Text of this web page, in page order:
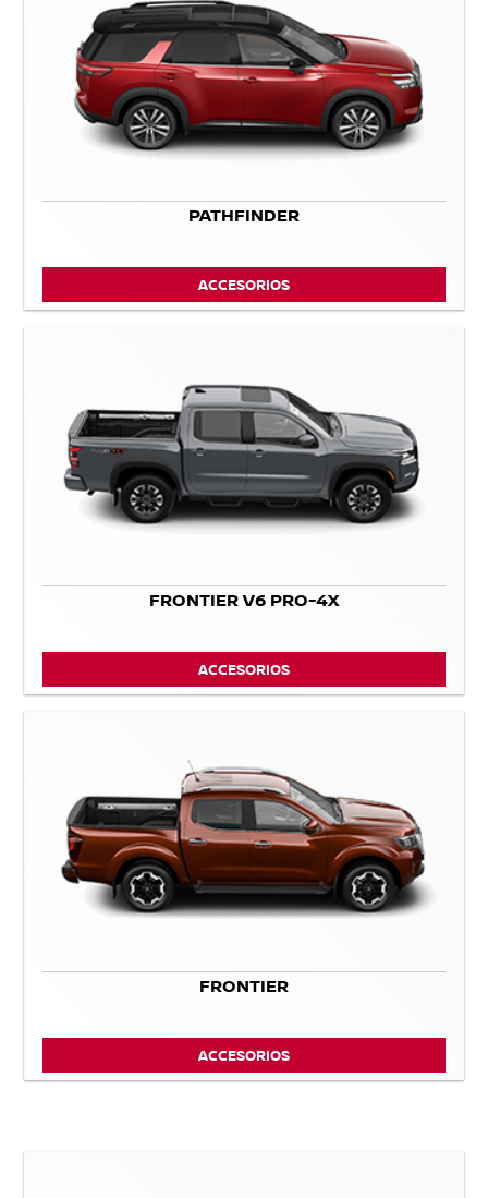
PATHFINDER
ACCESORIOS
FRONTIER V6 PRO-4X
ACCESORIOS
FRONTIER
ACCESORIOS